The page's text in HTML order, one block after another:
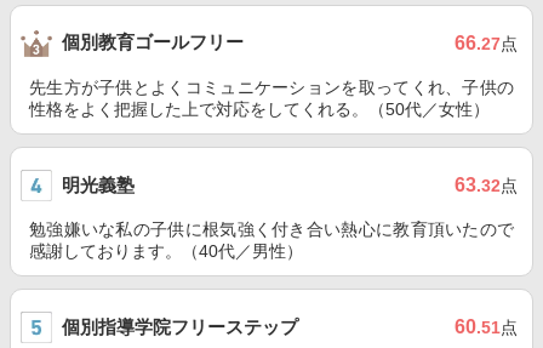
個別教育ゴールフリー 66.27点
先生方が子供とよくコミュニケーションを取ってくれ、子供の
性格をよく把握した上で対応をしてくれる。（50代／女性）
明光義塾 63.32点
勉強嫌いな私の子供に根気強く付き合い熱心に教育頂いたので
感謝しております。（40代／男性）
個別指導学院フリーステップ 60.51点